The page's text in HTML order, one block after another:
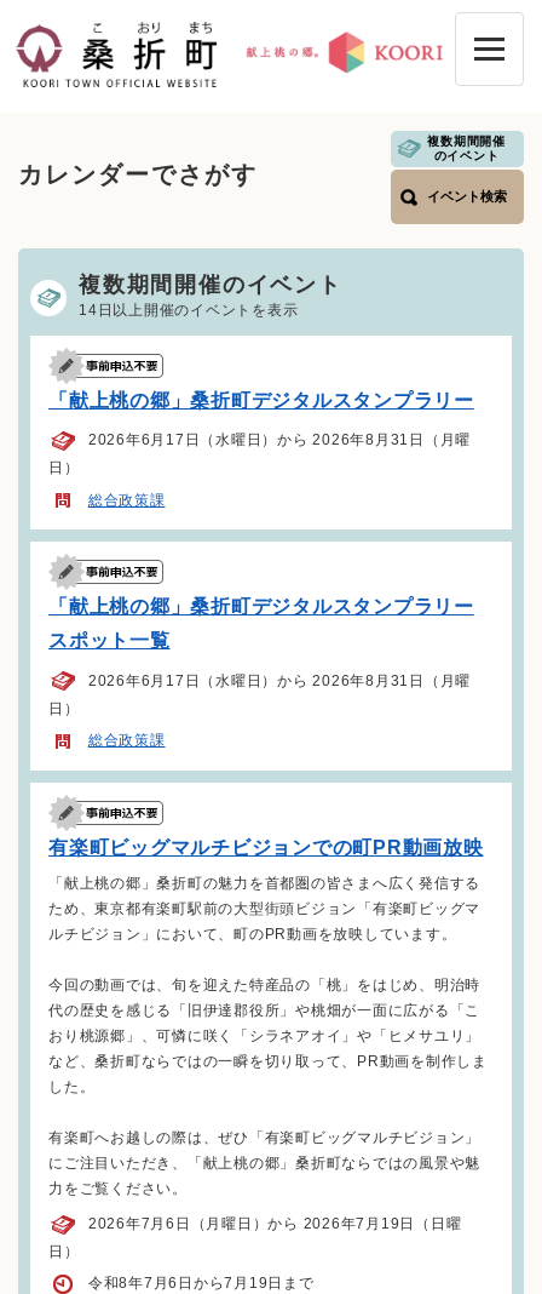
文
カレンダーでさがす
複数期間開催
のイベント
イベント検索
複数期間開催のイベント
14日以上開催のイベントを表示
「献上桃の郷」桑折町デジタルスタンプラリー
2026年6月17日（水曜日）から 2026年8月31日（月曜
日）
総合政策課
「献上桃の郷」桑折町デジタルスタンプラリー
スポット一覧
2026年6月17日（水曜日）から 2026年8月31日（月曜
日）
総合政策課
有楽町ビッグマルチビジョンでの町PR動画放映
「献上桃の郷」桑折町の魅力を首都圏の皆さまへ広く発信する
ため、東京都有楽町駅前の大型街頭ビジョン「有楽町ビッグマ
ルチビジョン」において、町のPR動画を放映しています。
今回の動画では、旬を迎えた特産品の「桃」をはじめ、明治時
代の歴史を感じる「旧伊達郡役所」や桃畑が一面に広がる「こ
おり桃源郷」、可憐に咲く「シラネアオイ」や「ヒメサユリ」
など、桑折町ならではの一瞬を切り取って、PR動画を制作しま
した。
有楽町へお越しの際は、ぜひ「有楽町ビッグマルチビジョン」
にご注目いただき、「献上桃の郷」桑折町ならではの風景や魅
力をご覧ください。
2026年7月6日（月曜日）から 2026年7月19日（日曜
日）
令和8年7月6日から7月19日まで